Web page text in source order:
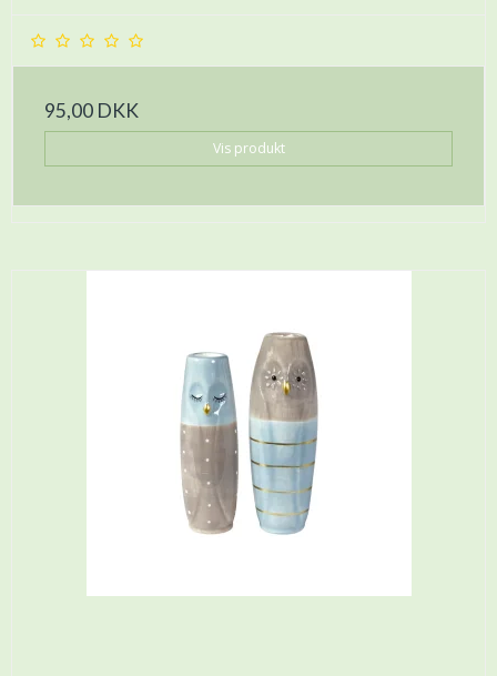
95,00 DKK
Vis produkt